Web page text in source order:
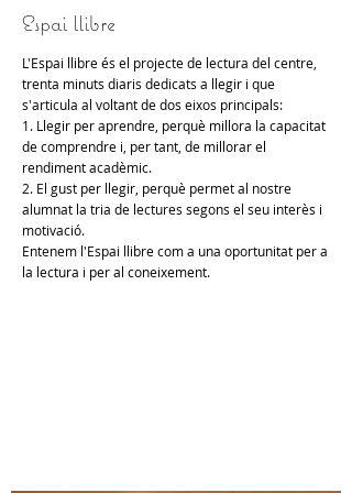
Espai llibre
L'Espai llibre és el projecte de lectura del centre,
trenta minuts diaris dedicats a llegir i que
s'articula al voltant de dos eixos principals:
1. Llegir per aprendre, perquè millora la capacitat
de comprendre i, per tant, de millorar el
rendiment acadèmic.
2. El gust per llegir, perquè permet al nostre
alumnat la tria de lectures segons el seu interès i
motivació.
Entenem l'Espai llibre com a una oportunitat per a
la lectura i per al coneixement.